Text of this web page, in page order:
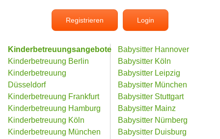
Registrieren Login
Kinderbetreuungsangebote
Kinderbetreuung Berlin
Kinderbetreuung
Düsseldorf
Kinderbetreuung Frankfurt
Kinderbetreuung Hamburg
Kinderbetreuung Köln
Kinderbetreuung München
Babysitter Hannover
Babysitter Köln
Babysitter Leipzig
Babysitter München
Babysitter Stuttgart
Babysitter Mainz
Babysitter Nürnberg
Babysitter Duisburg